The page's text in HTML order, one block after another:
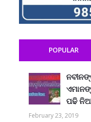
POPULAR
ପଢି
February 23, 2019